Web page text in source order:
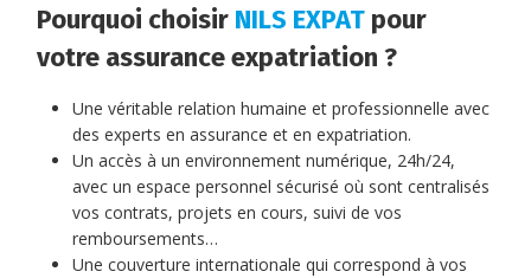
Pourquoi choisir NILS EXPAT pour
votre assurance expatriation ?
Une véritable relation humaine et professionnelle avec
des experts en assurance et en expatriation.
Un accès à un environnement numérique, 24h/24,
avec un espace personnel sécurisé où sont centralisés
vos contrats, projets en cours, suivi de vos
remboursements…
Une couverture internationale qui correspond à vos